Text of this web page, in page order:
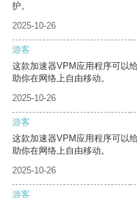
护。
2025-10-26
游客
这款加速器VPM应用程序可以
助你在网络上自由移动。
2025-10-26
游客
这款加速器VPM应用程序可以
助你在网络上自由移动。
2025-10-26
游客